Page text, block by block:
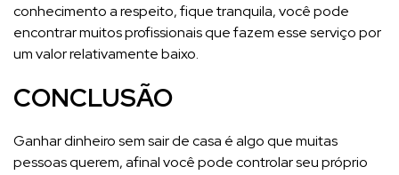
conhecimento a respeito, fique tranquila, você pode
encontrar muitos profissionais que fazem esse serviço por
um valor relativamente baixo.
CONCLUSÃO
Ganhar dinheiro sem sair de casa é algo que muitas
pessoas querem, afinal você pode controlar seu próprio